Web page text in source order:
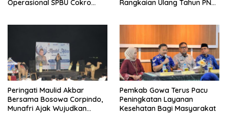
Operasional SPBU Cokro
Rangkaian Ulang Tahun PNM
Peringati Maulid Akbar
Bersama Bosowa Corpindo,
Munafri Ajak Wujudkan
Pemkab Gowa Terus Pacu
Peningkatan Layanan
Kesehatan Bagi Masyarakat